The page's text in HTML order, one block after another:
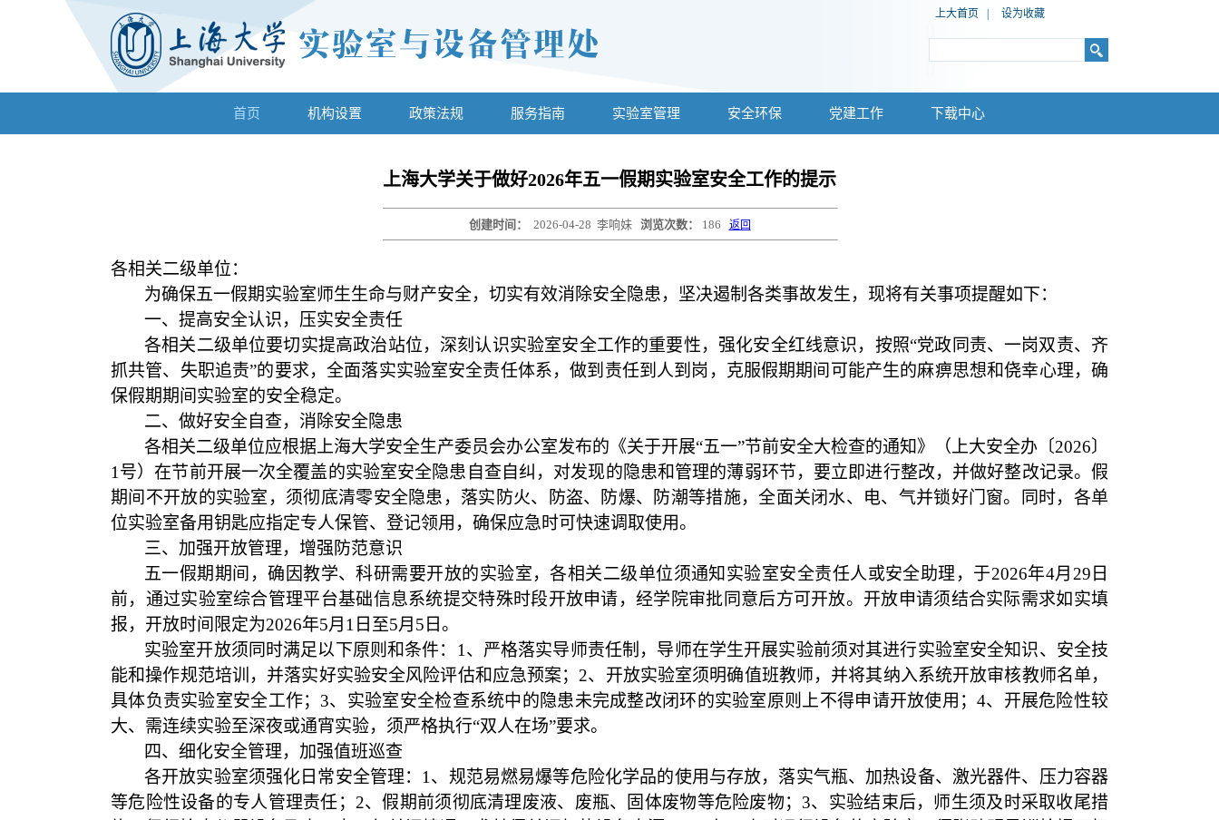
上大首页 设为收藏
首页 机构设置 政策法规 服务指南 实验室管理 安全环保 党建工作 下载中心
上海大学关于做好2026年五一假期实验室安全工作的提示
创建时间： 2026-04-28 李响妹 浏览次数： 186 返回
各相关二级单位：
为确保五一假期实验室师生生命与财产安全，切实有效消除安全隐患，坚决遏制各类事故发生，现将有关事项提醒如下：
一、提高安全认识，压实安全责任
各相关二级单位要切实提高政治站位，深刻认识实验室安全工作的重要性，强化安全红线意识，按照“党政同责、一岗双责、齐
抓共管、失职追责”的要求，全面落实实验室安全责任体系，做到责任到人到岗，克服假期期间可能产生的麻痹思想和侥幸心理，确
保假期期间实验室的安全稳定。
二、做好安全自查，消除安全隐患
各相关二级单位应根据上海大学安全生产委员会办公室发布的《关于开展“五一”节前安全大检查的通知》（上大安全办〔2026〕
1 号）在节前开展一次全覆盖的实验室安全隐患自查自纠，对发现的隐患和管理的薄弱环节，要立即进行整改，并做好整改记录。假
期间不开放的实验室，须彻底清零安全隐患，落实防火、防盗、防爆、防潮等措施，全面关闭水、电、气并锁好门窗。同时，各单
位实验室备用钥匙应指定专人保管、登记领用，确保应急时可快速调取使用。
三、加强开放管理，增强防范意识
五一假期期间，确因教学、科研需要开放的实验室，各相关二级单位须通知实验室安全责任人或安全助理，于2026年4月 29 日
前，通过实验室综合管理平台基础信息系统提交特殊时段开放申请，经学院审批同意后方可开放。开放申请须结合实际需求如实填
报，开放时间限定为2026年5月 1 日至5月 5 日。
实验室开放须同时满足以下原则和条件： 1 、严格落实导师责任制，导师在学生开展实验前须对其进行实验室安全知识、安全技
能和操作规范培训，并落实好实验安全风险评估和应急预案； 2、 开放实验室须明确值班教师，并将其纳入系统开放审核教师名单，
具体负责实验室安全工作； 3、 实验室安全检查系统中的隐患未完成整改闭环的实验室原则上不得申请开放使用； 4、开展危险性较
大、需连续实验至深夜或通宵实验，须严格执行“双人在场”要求。
四、细化安全管理，加强值班巡查
各开放实验室须强化日常安全管理： 1 、规范易燃易爆等危险化学品的使用与存放，落实气瓶、加热设备、激光器件、压力容器
等危险性设备的专人管理责任； 2、假期前须彻底清理废液、废瓶、固体废物等危险废物； 3、实验结束后，师生须及时采取收尾措